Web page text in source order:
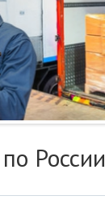
России